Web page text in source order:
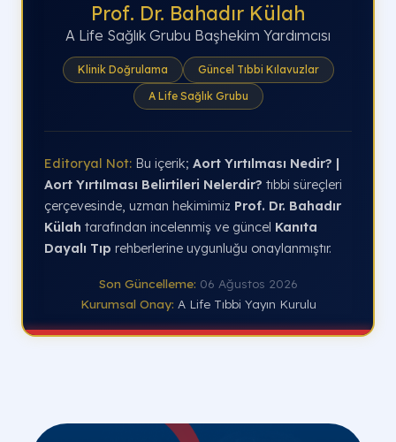
Prof. Dr. Bahadır Külah
A Life Sağlık Grubu Başhekim Yardımcısı
Klinik Doğrulama
Güncel Tıbbi Kılavuzlar
A Life Sağlık Grubu
Editoryal Not: Bu içerik; Aort Yırtılması Nedir? |
Aort Yırtılması Belirtileri Nelerdir? tıbbi süreçleri
çerçevesinde, uzman hekimimiz Prof. Dr. Bahadır
Külah tarafından incelenmiş ve güncel Kanıta
Dayalı Tıp rehberlerine uygunluğu onaylanmıştır.
Son Güncelleme: 06 Ağustos 2026
Kurumsal Onay: A Life Tıbbi Yayın Kurulu